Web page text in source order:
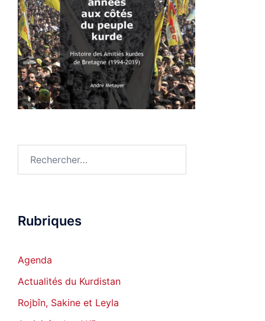
Rubriques
Agenda
Actualités du Kurdistan
Rojbîn, Sakine et Leyla